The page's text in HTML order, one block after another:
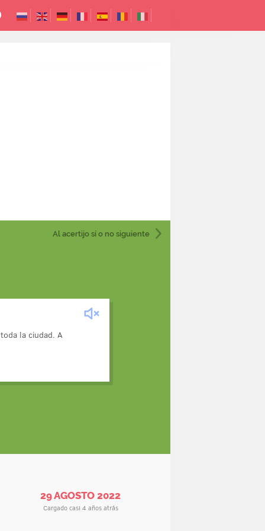
Al acertijo sí o no siguiente
la ciudad. A
apagón. Cuando Jaime
29 AGOSTO 2022
Cargado casi 4 años atrás